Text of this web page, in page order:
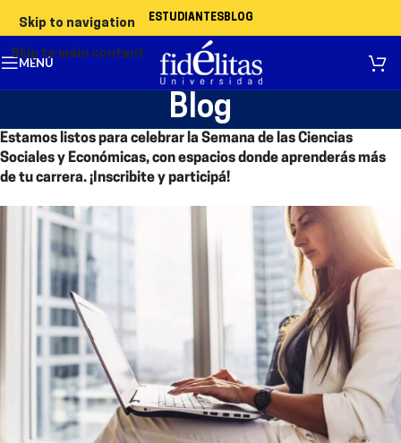
Skip to navigation
Skip to main content
ESTUDIANTESBLOG
MENÚ
Blog
Estamos listos para celebrar la Semana de las Ciencias
Sociales y Económicas, con espacios donde aprenderás más
de tu carrera. ¡Inscribite y participá!